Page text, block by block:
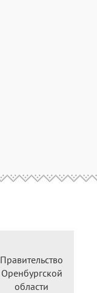
Правительство
Оренбургской
области